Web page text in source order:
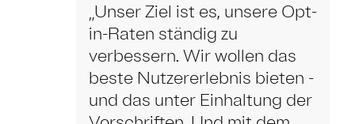
„Unser Ziel ist es, unsere Opt-
in-Raten ständig zu
verbessern. Wir wollen das
beste Nutzererlebnis bieten -
und das unter Einhaltung der